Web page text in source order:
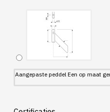
Aangepaste peddel Een op maat